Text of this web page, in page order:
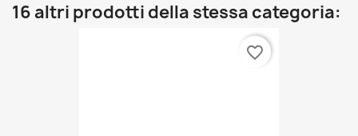
16 altri prodotti della stessa categoria:
favorite_border